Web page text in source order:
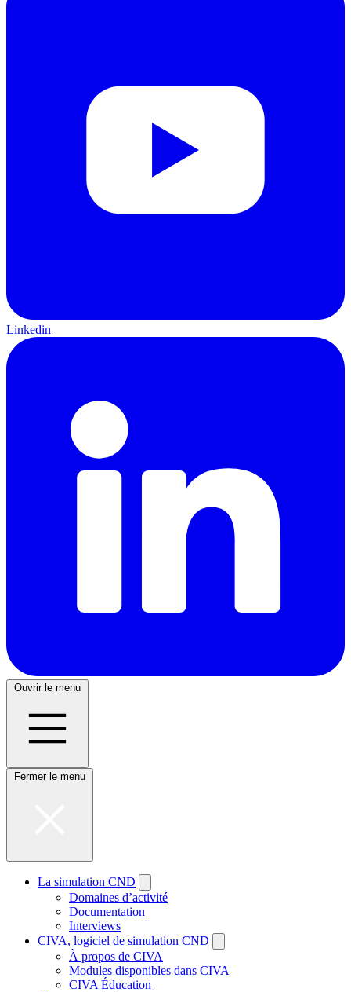
Linkedin
Ouvrir le menu
Fermer le menu
La simulation CND
Domaines d’activité
Documentation
Interviews
CIVA, logiciel de simulation CND
À propos de CIVA
Modules disponibles dans CIVA
CIVA Éducation